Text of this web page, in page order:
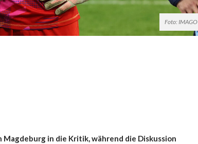
Foto: IMAGO
in die Kritik, während die Diskussion